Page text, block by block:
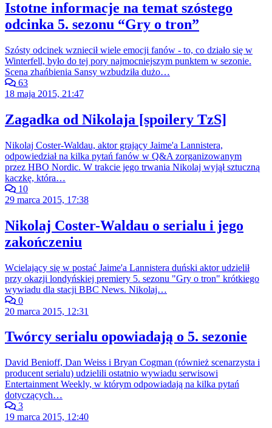
Istotne informacje na temat szóstego
odcinka 5. sezonu “Gry o tron”
Szósty odcinek wzniecił wiele emocji fanów - to, co działo się w
Winterfell, było do tej pory najmocniejszym punktem w sezonie.
Scena zhańbienia Sansy wzbudziła dużo…
63
18 maja 2015, 21:47
Zagadka od Nikolaja [spoilery TzS]
Nikolaj Coster-Waldau, aktor grający Jaime'a Lannistera,
odpowiedział na kilka pytań fanów w Q&A zorganizowanym
przez HBO Nordic. W trakcie jego trwania Nikolaj wyjął sztuczną
kaczkę, która…
10
29 marca 2015, 17:38
Nikolaj Coster-Waldau o serialu i jego
zakończeniu
Wcielający się w postać Jaime'a Lannistera duński aktor udzielił
przy okazji londyńskiej premiery 5. sezonu "Gry o tron" krótkiego
wywiadu dla stacji BBC News. Nikolaj…
0
20 marca 2015, 12:31
Twórcy serialu opowiadają o 5. sezonie
David Benioff, Dan Weiss i Bryan Cogman (również scenarzysta i
producent serialu) udzielili ostatnio wywiadu serwisowi
Entertainment Weekly, w którym odpowiadają na kilka pytań
dotyczących…
3
19 marca 2015, 12:40